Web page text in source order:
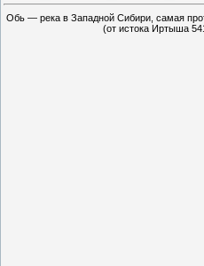
Обь — река в Западной Сибири, самая
(от истока Иртыша